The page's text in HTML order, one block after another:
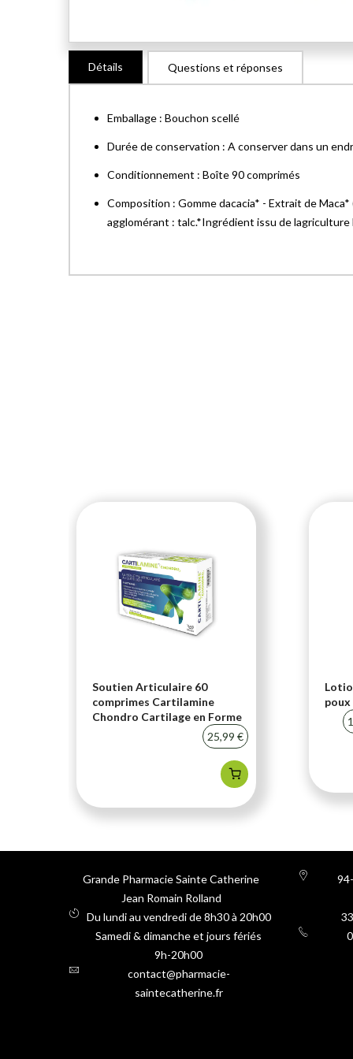
Skip
the
Détails
Emballage : Bouchon scellé
Durée de conservation : A conserver dans un
Conditionnement : Boîte 90 comprimés
Composition : Gomme dacacia* - Extrait de
agglomérant : talc.*Ingrédient issu de
Questions et réponses
Soutien Articulaire 60
comprimes Cartilamine
Chondro Cartilage en Forme
25,99 €
Grande Pharmacie Sainte Catherine
Jean Romain Rolland
Du lundi au vendredi de 8h30 à 20h00
Samedi & dimanche et jours fériés
9h-20h00
contact@pharmacie-
saintecatherine.fr